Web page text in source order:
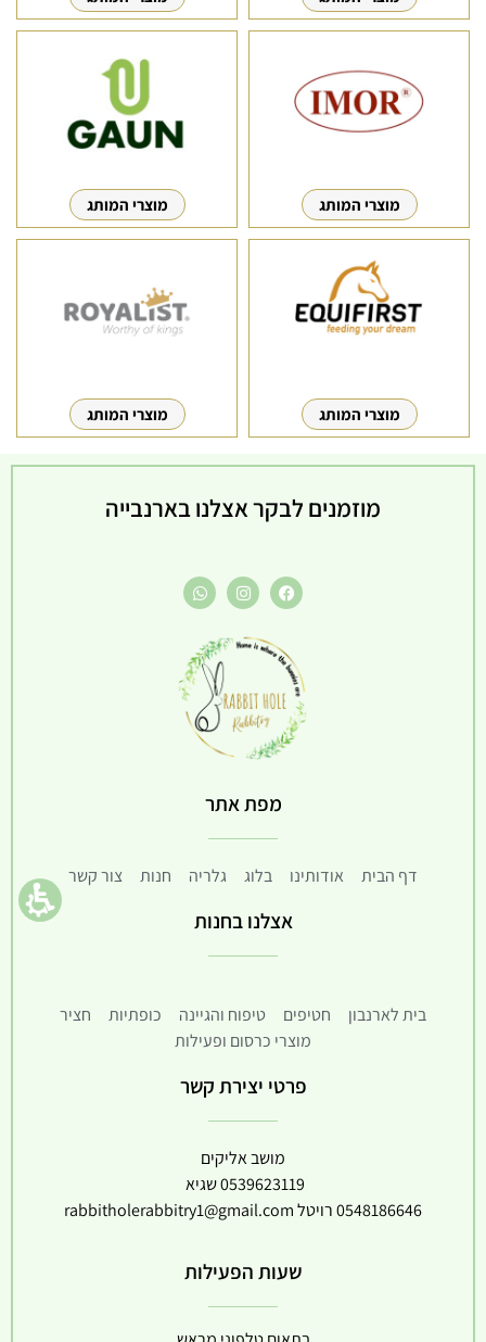
מוצרי המותג מוצרי המותג
מוצרי המותג מוצרי המותג
מוזמנים לבקר אצלנו בארנבייה
מפת אתר
דף הבית אודותינו בלוג גלריה חנות צור קשר
אצלנו בחנות
בית לארנבון חטיפים טיפוח והגיינה כופתיות
חציר
מוצרי כרסום ופעילות
פרטי יצירת קשר
מושב אליקים
0539623119שגיא
0548186646רויטלrabbitholerabbitry1@gmail.com
שעות הפעילות